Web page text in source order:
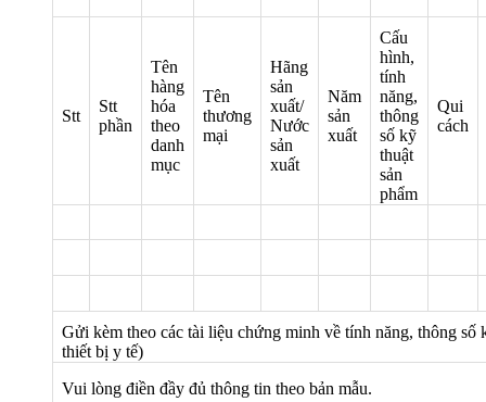
Stt
Stt
phần
Tên
hàng
hóa
theo
danh
mục
Tên
thương
mại
Hãng
sản
xuất/
Nước
sản
xuất
Năm
sản
xuất
Cấu
hình,
tính
năng,
thông
số kỹ
thuật
sản
phẩm
Qui
cách
Gửi kèm theo các tài liệu chứng minh về tính năng, thông số
thiết bị y tế)
Vui lòng điền đầy đủ thông tin theo bản mẫu.